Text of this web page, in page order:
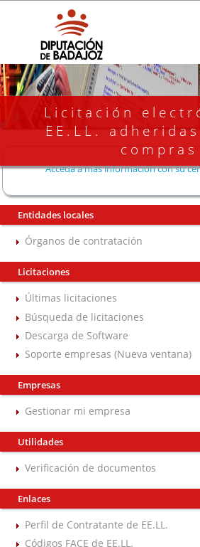
Licitación
EE.LL.
compras
Acceda a más información con su
Entidades locales
Órganos de contratación
Licitaciones
Últimas licitaciones
Búsqueda de licitaciones
Descarga de Software
Soporte empresas (Nueva ventana)
Empresas
Gestionar mi empresa
Utilidades
Verificación de documentos
Enlaces
Perfil de Contratante de EE.LL.
Códigos FACE de EE.LL.